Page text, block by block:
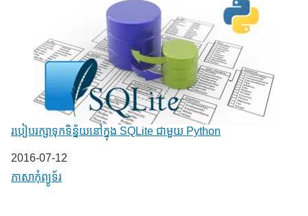
របៀបរក្សាទុកទិន្ន័យនៅក្នុង SQLite ជាមួយ Python
Date
2016-07-12
In relation to
ភាសា​កុំព្យូទ័រ